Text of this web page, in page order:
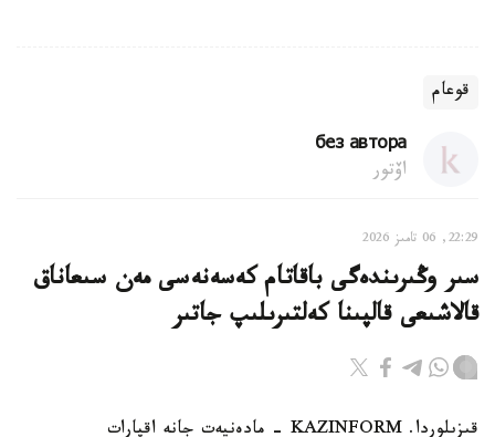
قوعام
без автора
اۆتور
22:29, 06 تامىز 2026
سىر وڭىرىندەگى باقاتام كەسەنەسى مەن سىعاناق
قالاشىعى قالپىنا كەلتىرىلىپ جاتىر
قىزىلوردا. KAZINFORM - مادەنيەت جانە اقپارات